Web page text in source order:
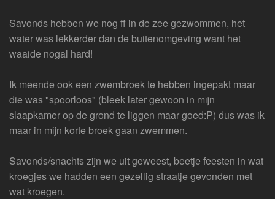
Savonds hebben we nog ff in de zee gezwommen, het
water was lekkerder dan de buitenomgeving want het
waaide nogal hard!
Ik meende ook een zwembroek te hebben ingepakt maar
die was "spoorloos" (bleek later gewoon in mijn
slaapkamer op de grond te liggen maar goed:P) dus was ik
maar in mijn korte broek gaan zwemmen.
Savonds/snachts zijn we uit geweest, beetje feesten in wat
kroegjes we hadden een gezellig straatje gevonden met
wat kroegen.